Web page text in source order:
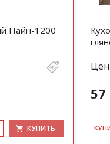
Пайн-1200
КУПИТЬ
57